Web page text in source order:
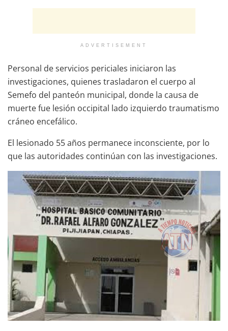
ADVERTISEMENT
Personal de servicios periciales iniciaron las
investigaciones, quienes trasladaron el cuerpo al
Semefo del panteón municipal, donde la causa de
muerte fue lesión occipital lado izquierdo traumatismo
cráneo encefálico.
El lesionado 55 años permanece inconsciente, por lo
que las autoridades continúan con las investigaciones.